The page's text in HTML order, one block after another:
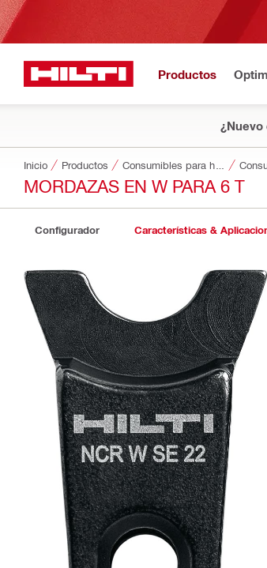
Productos
¿Nuevo
Inicio Productos
MORDAZAS EN W PARA 6 T
Configurador Características &